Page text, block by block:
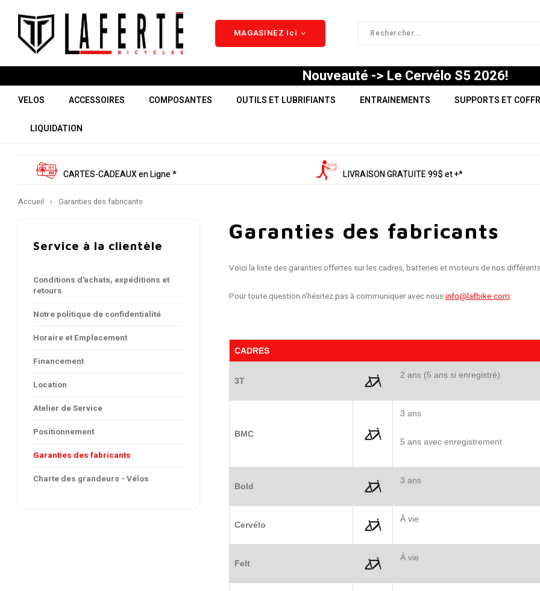
MAGASINEZ Ici
Nouveauté -> Le Cervélo S5 2026!
VELOS ACCESSOIRES COMPOSANTES OUTILS ET LUBRIFIANTS ENTRAINEMENTS SUPPORTS ET
LIQUIDATION
CARTES-CADEAUX en Ligne * LIVRAISON GRATUITE 99$ et +*
Accueil Garanties des fabricants
Service à la clientèle
Conditions d'achats, expéditions et
retours
Notre politique de confidentialité
Horaire et Emplacement
Financement
Location
Atelier de Service
Positionnement
Garanties des fabricants
Charte des grandeurs - Vélos
Garanties des fabricants
Voici la liste des garanties offertes sur les cadres, batteries et moteurs de nos
Pour toute question n'hésitez pas à communiquer avec nousinfo@lafbike.com
CADRES
3T
2 ans (5 ans si enregistré)
BMC
3 ans
5 ans avec enregistrement
Bold
3 ans
Cervélo
À vie
Felt
À vie